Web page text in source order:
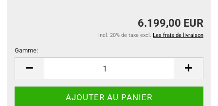
6.199,00 EUR
incl. 20% de taxe excl. Les frais de livraison
Gamme: